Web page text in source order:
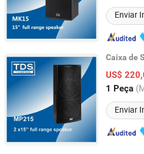
Enviar
Caixa de
US$
1 Peça
Enviar
TDS ACOUSTIC CO., LIMITED
Guangdong, China